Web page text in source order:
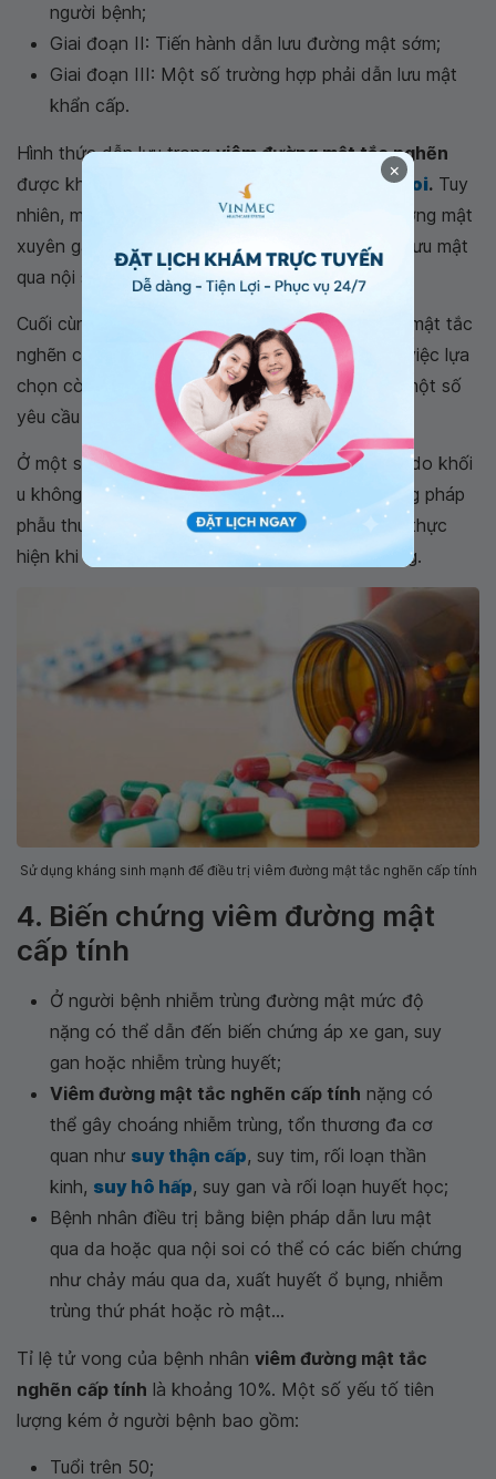
người bệnh;
Giai đoạn II: Tiến hành dẫn lưu đường mật sớm;
Giai đoạn III: Một số trường hợp phải dẫn lưu mật
khẩn cấp.
Hình thức dẫn lưu trongviêm đường mật tắc nghẽn
được khuyến cáo sử dụng là
dẫn lưu qua nội soi. Tuy
nhiên, một số trường hợp có thể chỉ dẫn lưu đường mật
xuyên gan qua da nếu không thể thực hiện dẫn lưu mật
qua nội soi.
Cuối cùng, điều trị phẫu thuật trong viêm đường mật tắc
nghẽn cấp tính có thể được chỉ định, tuy nhiên việc lựa
chọn còn phụ thuộc nguyên nhân gây bệnh và một số
yêu cầu bắt buộc của người bệnh.
Ở một số bệnh nhân viêm đường mật cấp tính
do khối
u không cắt được (như ung thư đầu tụy), phương pháp
phẫu thuật nối gan qua hỗng tràng có thể được thực
hiện khi người bệnh không có các biểu hiện nặng.
Sử dụng kháng sinh mạnh để điều trị viêm đường mật tắc nghẽn cấp tính
4. Biến chứng viêm đường mật
cấp tính
Ở người bệnh nhiễm trùng đường mật mức độ
nặng có thể dẫn đến biến chứng áp xe gan, suy
gan hoặc nhiễm trùng huyết;
Viêm đường mật tắc nghẽn cấp tính nặng có
thể gây choáng nhiễm trùng, tổn thương đa cơ
quan như suy thận cấp, suy tim, rối loạn thần
kinh, suy hô hấp, suy gan và rối loạn huyết học;
Bệnh nhân điều trị bằng biện pháp dẫn lưu mật
qua da hoặc qua nội soi có thể có các biến chứng
như chảy máu qua da, xuất huyết ổ bụng, nhiễm
trùng thứ phát hoặc rò mật...
Tỉ lệ tử vong của bệnh nhân viêm đường mật tắc
nghẽn cấp tính là khoảng 10%. Một số yếu tố tiên
lượng kém ở người bệnh bao gồm:
Tuổi trên 50;
×